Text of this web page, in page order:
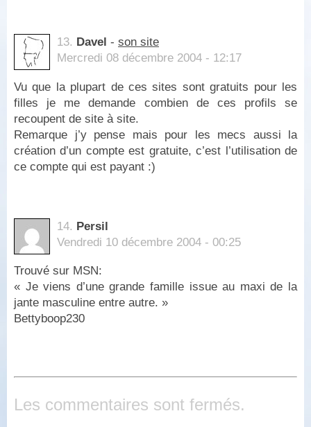
13. Davel - son site
Mercredi 08 décembre 2004 - 12:17
Vu que la plupart de ces sites sont gratuits pour les
filles je me demande combien de ces profils se
recoupent de site à site.
Remarque j’y pense mais pour les mecs aussi la
création d’un compte est gratuite, c’est l’utilisation de
ce compte qui est payant :)
14. Persil
Vendredi 10 décembre 2004 - 00:25
Trouvé sur MSN:
« Je viens d’une grande famille issue au maxi de la
jante masculine entre autre. »
Bettyboop230
Les commentaires sont fermés.